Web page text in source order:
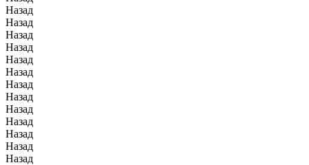
Назад
Назад
Назад
Назад
Назад
Назад
Назад
Назад
Назад
Назад
Назад
Назад
Назад